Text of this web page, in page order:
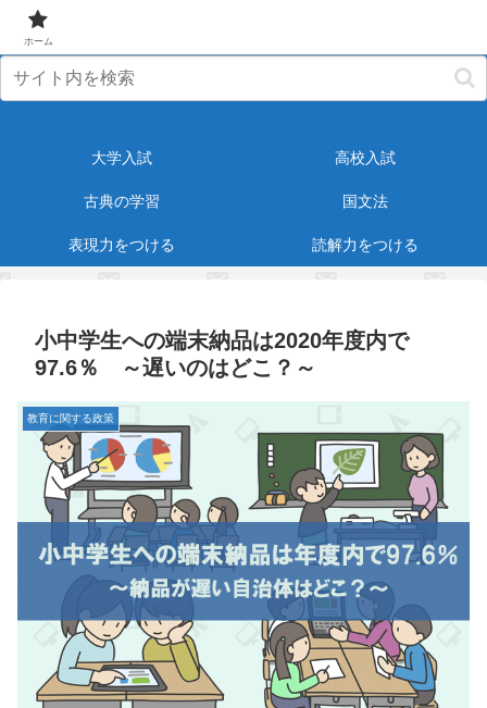
大学入試 高校入試
古典の学習 国文法
表現力をつける 読解力をつける
小中学生への端末納品は2020年度内で
97.6％ ～遅いのはどこ？～
教育に関する政策
ホーム